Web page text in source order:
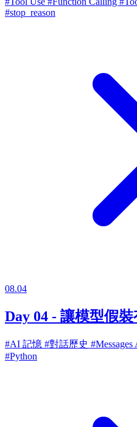
#stop_reason
08.04
Day 04 - 讓模型假
#AI 記憶 #對話歷史 #Messages
#Python